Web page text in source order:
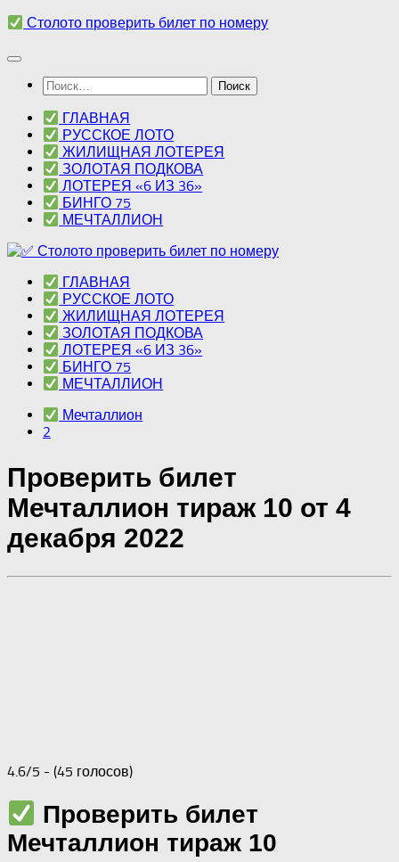
Перейти
содержимому
Столото проверить билет по номеру
Найти:
ГЛАВНАЯ
РУССКОЕ ЛОТО
ЖИЛИЩНАЯ ЛОТЕРЕЯ
ЗОЛОТАЯ ПОДКОВА
ЛОТЕРЕЯ «6 ИЗ 36»
БИНГО 75
МЕЧТАЛЛИОН
ГЛАВНАЯ
РУССКОЕ ЛОТО
ЖИЛИЩНАЯ ЛОТЕРЕЯ
ЗОЛОТАЯ ПОДКОВА
ЛОТЕРЕЯ «6 ИЗ 36»
БИНГО 75
МЕЧТАЛЛИОН
Мечталлион
2
Проверить билет
Мечталлион тираж 10 от 4
декабря 2022
4.6/5 - (45 голосов)
Проверить билет
Мечталлион тираж 10